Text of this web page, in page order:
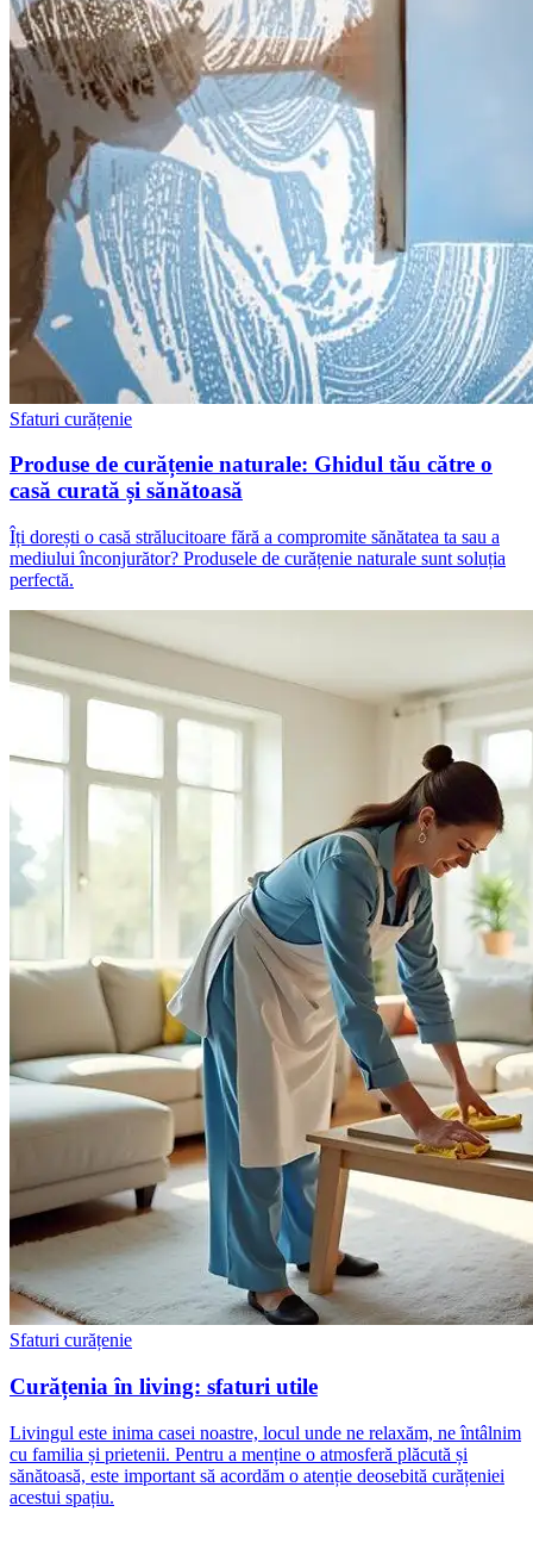
Sfaturi curățenie
Produse de curățenie naturale: Ghidul tău către o
casă curată și sănătoasă
Îți dorești o casă strălucitoare fără a compromite sănătatea ta sau a
mediului înconjurător? Produsele de curățenie naturale sunt soluția
perfectă.
Sfaturi curățenie
Curățenia în living: sfaturi utile
Livingul este inima casei noastre, locul unde ne relaxăm, ne întâlnim
cu familia și prietenii. Pentru a menține o atmosferă plăcută și
sănătoasă, este important să acordăm o atenție deosebită curățeniei
acestui spațiu.